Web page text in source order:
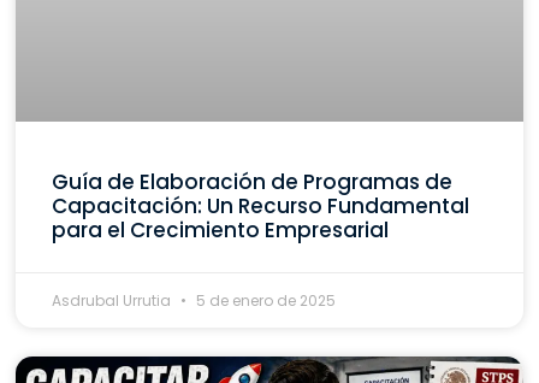
Guía de Elaboración de Programas de
Capacitación: Un Recurso Fundamental
para el Crecimiento Empresarial
Asdrubal Urrutia 5 de enero de 2025